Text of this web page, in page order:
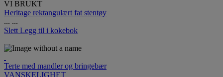
VI BRUKT
Heritage rektangulært fat stentøy
... ...
Slett Legg til i kokebok
Terte med mandler og bringebær
VANSKELIGHET